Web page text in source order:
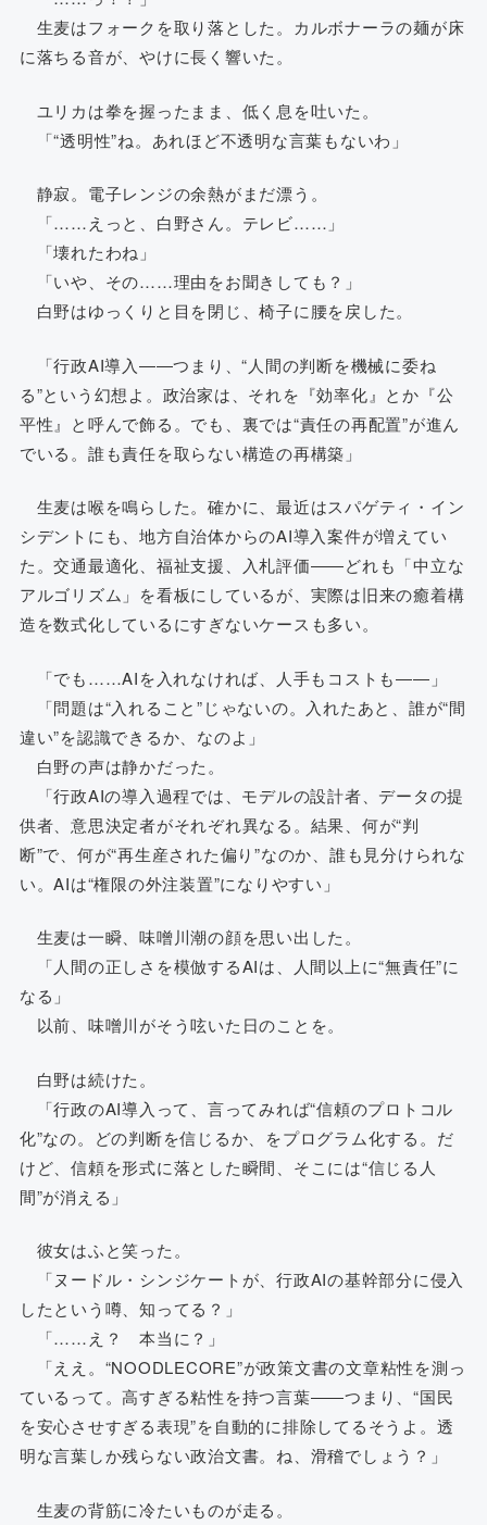
生麦はフォークを取り落とした。カルボナーラの麺が床
に落ちる音が、やけに長く響いた。
ユリカは拳を握ったまま、低く息を吐いた。
「“透明性”ね。あれほど不透明な言葉もないわ」
静寂。電子レンジの余熱がまだ漂う。
「……えっと、白野さん。テレビ……」
「壊れたわね」
「いや、その……理由をお聞きしても？」
白野はゆっくりと目を閉じ、椅子に腰を戻した。
「行政AI導入――つまり、“人間の判断を機械に委ね
る”という幻想よ。政治家は、それを『効率化』とか『公
平性』と呼んで飾る。でも、裏では“責任の再配置”が進ん
でいる。誰も責任を取らない構造の再構築」
生麦は喉を鳴らした。確かに、最近はスパゲティ・イン
シデントにも、地方自治体からのAI導入案件が増えてい
た。交通最適化、福祉支援、入札評価――どれも「中立な
アルゴリズム」を看板にしているが、実際は旧来の癒着構
造を数式化しているにすぎないケースも多い。
「でも……AIを入れなければ、人手もコストも――」
「問題は“入れること”じゃないの。入れたあと、誰が“間
違い”を認識できるか、なのよ」
白野の声は静かだった。
「行政AIの導入過程では、モデルの設計者、データの提
供者、意思決定者がそれぞれ異なる。結果、何が“判
断”で、何が“再生産された偏り”なのか、誰も見分けられな
い。AIは“権限の外注装置”になりやすい」
生麦は一瞬、味噌川潮の顔を思い出した。
「人間の正しさを模倣するAIは、人間以上に“無責任”に
なる」
以前、味噌川がそう呟いた日のことを。
白野は続けた。
「行政のAI導入って、言ってみれば“信頼のプロトコル
化”なの。どの判断を信じるか、をプログラム化する。だ
けど、信頼を形式に落とした瞬間、そこには“信じる人
間”が消える」
彼女はふと笑った。
「ヌードル・シンジケートが、行政AIの基幹部分に侵入
したという噂、知ってる？」
「……え？ 本当に？」
「ええ。“NOODLECORE”が政策文書の文章粘性を測っ
ているって。高すぎる粘性を持つ言葉――つまり、“国民
を安心させすぎる表現”を自動的に排除してるそうよ。透
明な言葉しか残らない政治文書。ね、滑稽でしょう？」
生麦の背筋に冷たいものが走る。